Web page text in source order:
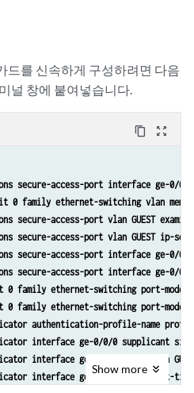
드를 신속하게 구성하려면 다음
널 창에 붙여넣습니다.
content_copy zoom_out_map
secure-access-port interface ge-0/0/
family ethernet-switching vlan
secure-access-port vlan GUEST
secure-access-port vlan GUEST ip-
secure-access-port interface ge-0/0/
secure-access-port interface ge-0/0/
family ethernet-switching port-mode
family ethernet-switching port-mode
authentication-profile-name
interface ge-0/0/0 supplicant
interface ge-0/0/0 guest-vlan
interface ge-0/0/0 supplicant-
Show more